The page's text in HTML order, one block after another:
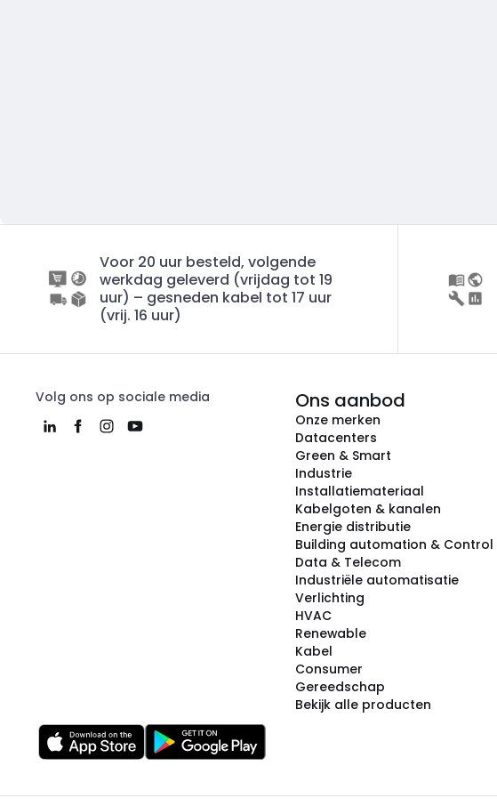
Voor 20 uur besteld, volgende
werkdag geleverd (vrijdag tot 19
uur) – gesneden kabel tot 17 uur
(vrij. 16 uur)
Volg ons op sociale media Ons aanbod
Onze merken
Datacenters
Green & Smart
Industrie
Installatiemateriaal
Kabelgoten & kanalen
Energie distributie
Building automation & Control
Data & Telecom
Industriële automatisatie
Verlichting
HVAC
Renewable
Kabel
Consumer
Gereedschap
Bekijk alle producten